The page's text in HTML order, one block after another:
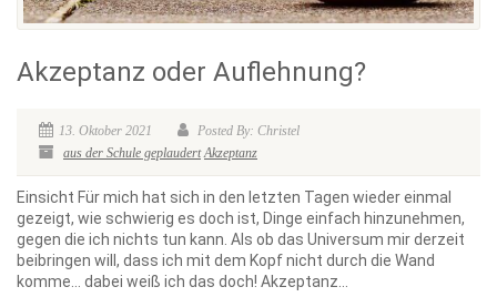
Akzeptanz oder Auflehnung?
13. Oktober 2021
Posted By: Christel
aus der Schule geplaudert Akzeptanz
Einsicht Für mich hat sich in den letzten Tagen wieder einmal
gezeigt, wie schwierig es doch ist, Dinge einfach hinzunehmen,
gegen die ich nichts tun kann. Als ob das Universum mir derzeit
beibringen will, dass ich mit dem Kopf nicht durch die Wand
komme… dabei weiß ich das doch! Akzeptanz...